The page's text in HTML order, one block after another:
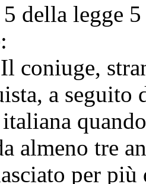
della legge
coniuge,
a seguito
almeno tre
per